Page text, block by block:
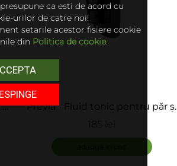
-
Previa - Fluid tonic pentru păr și
185 lei
ca esti de acord cu
urilor de catre noi!
setarile acestor fisiere cookie
din Politica de cookie.